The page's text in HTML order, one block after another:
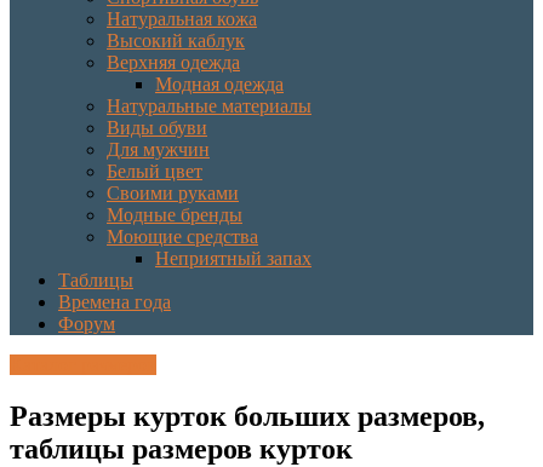
Натуральная кожа
Высокий каблук
Верхняя одежда
Модная одежда
Натуральные материалы
Виды обуви
Для мужчин
Белый цвет
Своими руками
Модные бренды
Моющие средства
Неприятный запах
Таблицы
Времена года
Форум
Размеры курток больших размеров,
таблицы размеров курток